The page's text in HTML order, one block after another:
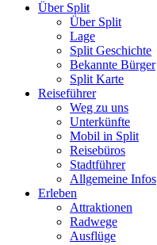
Über Split
Über Split
Lage
Split Geschichte
Bekannte Bürger
Split Karte
Reiseführer
Weg zu uns
Unterkünfte
Mobil in Split
Reisebüros
Stadtführer
Allgemeine Infos
Erleben
Attraktionen
Radwege
Ausflüge